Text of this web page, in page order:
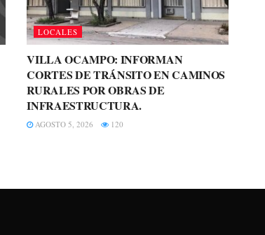
LOCALES
VILLA OCAMPO: INFORMAN
CORTES DE TRÁNSITO EN CAMINOS
RURALES POR OBRAS DE
INFRAESTRUCTURA.
AGOSTO 5, 2026 120